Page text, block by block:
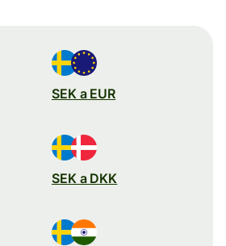
SEK a EUR
SEK a DKK